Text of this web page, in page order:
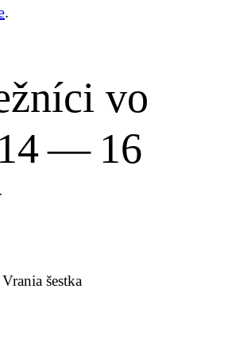
.
vo
— 16
šestka